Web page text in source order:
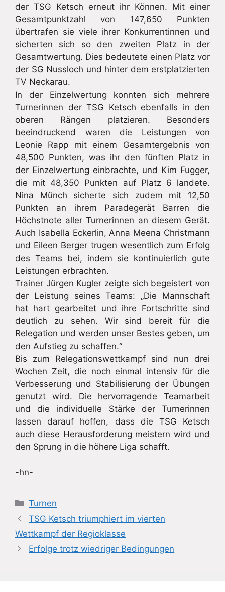
der TSG Ketsch erneut ihr Können. Mit einer
Gesamtpunktzahl von 147,650 Punkten
übertrafen sie viele ihrer Konkurrentinnen und
sicherten sich so den zweiten Platz in der
Gesamtwertung. Dies bedeutete einen Platz vor
der SG Nussloch und hinter dem erstplatzierten
TV Neckarau.
In der Einzelwertung konnten sich mehrere
Turnerinnen der TSG Ketsch ebenfalls in den
oberen Rängen platzieren. Besonders
beeindruckend waren die Leistungen von
Leonie Rapp mit einem Gesamtergebnis von
48,500 Punkten, was ihr den fünften Platz in
der Einzelwertung einbrachte, und Kim Fugger,
die mit 48,350 Punkten auf Platz 6 landete.
Nina Münch sicherte sich zudem mit 12,50
Punkten an ihrem Paradegerät Barren die
Höchstnote aller Turnerinnen an diesem Gerät.
Auch Isabella Eckerlin, Anna Meena Christmann
und Eileen Berger trugen wesentlich zum Erfolg
des Teams bei, indem sie kontinuierlich gute
Leistungen erbrachten.
Trainer Jürgen Kugler zeigte sich begeistert von
der Leistung seines Teams: „Die Mannschaft
hat hart gearbeitet und ihre Fortschritte sind
deutlich zu sehen. Wir sind bereit für die
Relegation und werden unser Bestes geben, um
den Aufstieg zu schaffen.“
Bis zum Relegationswettkampf sind nun drei
Wochen Zeit, die noch einmal intensiv für die
Verbesserung und Stabilisierung der Übungen
genutzt wird. Die hervorragende Teamarbeit
und die individuelle Stärke der Turnerinnen
lassen darauf hoffen, dass die TSG Ketsch
auch diese Herausforderung meistern wird und
den Sprung in die höhere Liga schafft.
-hn-
Kategorien
Turnen
TSG Ketsch triumphiert im vierten
Wettkampf der Regioklasse
Erfolge trotz wiedriger Bedingungen